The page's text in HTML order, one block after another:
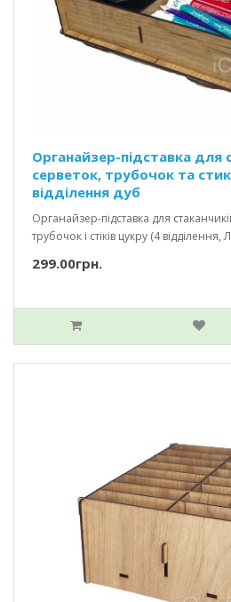
Органайзер-підставка для
серветок, трубочок та
відділення дуб
Органайзер-підставка для
трубочок і стіків цукру (4
299.00грн.